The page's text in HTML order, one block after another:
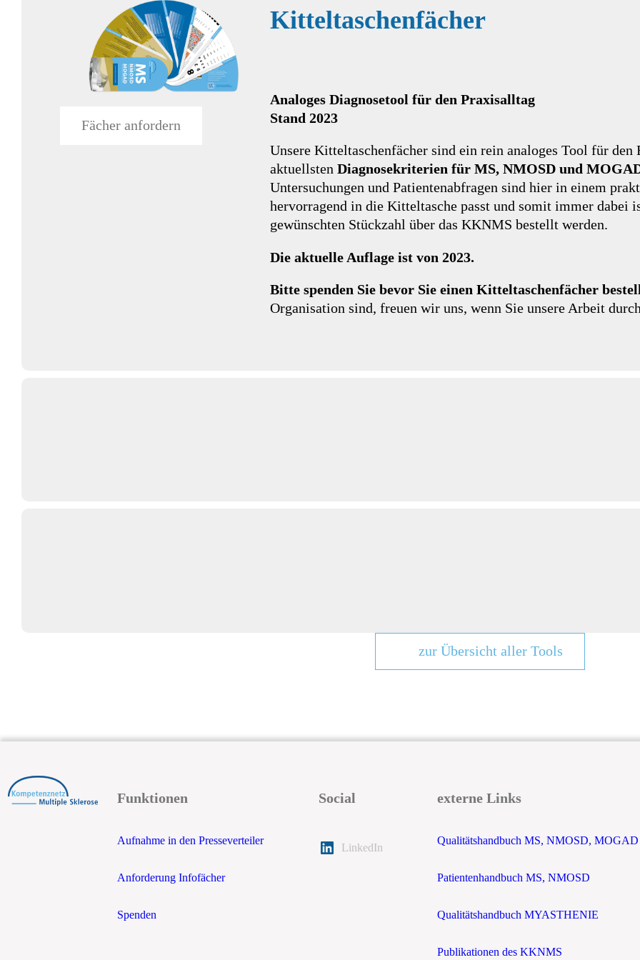
Fächer anfordern
Kitteltaschenfächer
Analoges Diagnosetool für den Praxisalltag
Stand 2023
Unsere Kitteltaschenfächer sind ein rein analoges Tool für
aktuellstenDiagnosekriterien für MS, NMOSD und
Untersuchungen und Patientenabfragen sind hier in einem
hervorragend in die Kitteltasche passt und somit immer dabei
gewünschten Stückzahl über das KKNMS bestellt werden.
Die aktuelle Auflage ist von 2023.
Bitte spenden Sie bevor Sie einen Kitteltaschenfächer
Organisation sind, freuen wir uns, wenn Sie unsere Arbeit
zur Übersicht aller Tools
Funktionen
Aufnahme in den Presseverteiler
Anforderung Infofächer
Spenden
Social
LinkedIn
externe Links
Qualitätshandbuch MS, NMOSD, MOGAD
Patientenhandbuch MS, NMOSD
Qualitätshandbuch MYASTHENIE
Publikationen des KKNMS